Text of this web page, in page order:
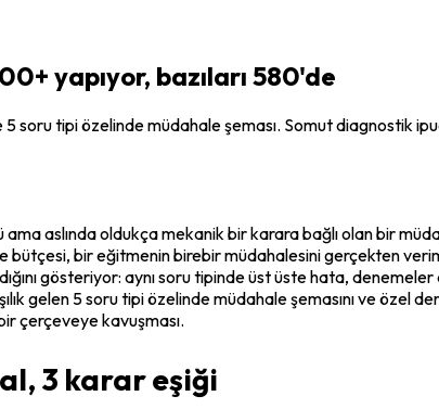
yapıyor, bazıları 580'de
5 soru tipi özelinde müdahale şeması. Somut diagnostik
aslında oldukça mekanik bir karara bağlı olan bir
bütçesi, bir eğitmenin birebir müdahalesini gerçekten
gösteriyor: aynı soru tipinde üst üste hata,
gelen 5 soru tipi özelinde müdahale şemasını ve
çerçeveye kavuşması.
3 karar eşiği